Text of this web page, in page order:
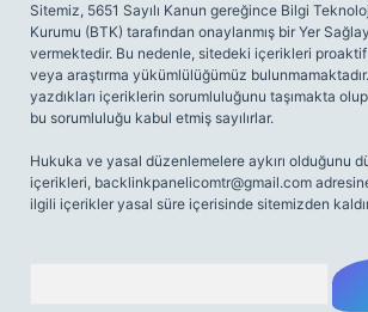
Sitemiz, 5651 Sayılı Kanun gereğince Bilgi
Kurumu (BTK) tarafından onaylanmış bir Yer
vermektedir. Bu nedenle, sitedeki içerikleri
veya araştırma yükümlülüğümüz
yazdıkları içeriklerin sorumluluğunu taşımakta
bu sorumluluğu kabul etmiş sayılırlar.
Hukuka ve yasal düzenlemelere aykırı olduğunu
içerikleri, backlinkpanelicomtr@gmail.com
ilgili içerikler yasal süre içerisinde sitemizden